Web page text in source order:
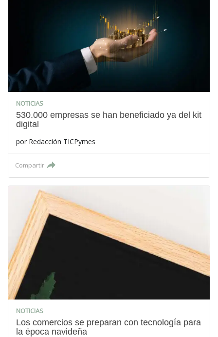
NOTICIAS
530.000 empresas se han beneficiado ya del kit
digital
por Redacción TICPymes
Compartir
NOTICIAS
Los comercios se preparan con tecnología para
la época navideña